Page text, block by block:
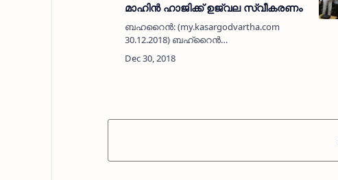
മാഹിന്‍ ഹാജിക്ക് ഉജ്വല സ്വീകരണം
ബഹറൈന്‍: (my.kasargodvartha.com
30.12.2018) ബഹ്‌റൈന്‍
സന്ദര്‍ശനത്തിനെത്തിയ മുസ്ലിംലീഗ്
കാസര്‍കോട് ജില്ലാ ട്രഷറര്‍ കല്ലട്ര